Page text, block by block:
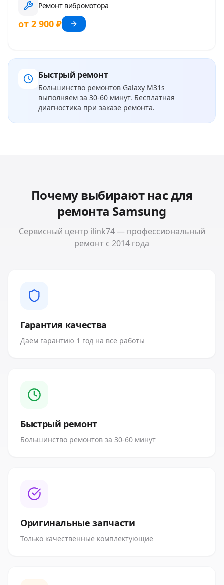
Ремонт вибромотора
от 2 900 ₽
Быстрый ремонт
Большинство ремонтов Galaxy M31s
выполняем за 30-60 минут. Бесплатная
диагностика при заказе ремонта.
Почему выбирают нас для
ремонта Samsung
Сервисный центр ilink74 — профессиональный
ремонт с 2014 года
Гарантия качества
Даём гарантию 1 год на все работы
Быстрый ремонт
Большинство ремонтов за 30-60 минут
Оригинальные запчасти
Только качественные комплектующие